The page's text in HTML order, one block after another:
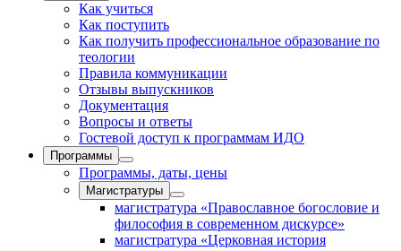
Как учиться
Как поступить
Как получить профессиональное образование по
теологии
Правила коммуникации
Отзывы выпускников
Документация
Вопросы и ответы
Гостевой доступ к программам ИДО
Программы
Программы, даты, цены
Магистратуры
магистратура «Православное богословие и
философия в современном дискурсе»
магистратура «Церковная история